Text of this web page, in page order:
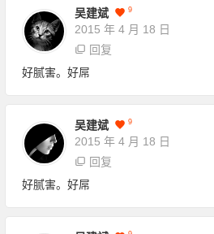
吴建斌 9
2015 年 4 月 18 日
回复
好腻害。好屌
吴建斌 9
2015 年 4 月 18 日
回复
好腻害。好屌